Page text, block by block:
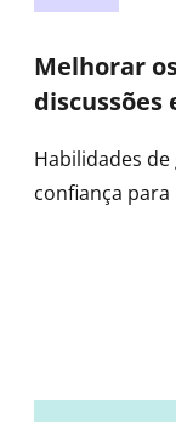
Melhorar
discussões
Habilidades
confiança